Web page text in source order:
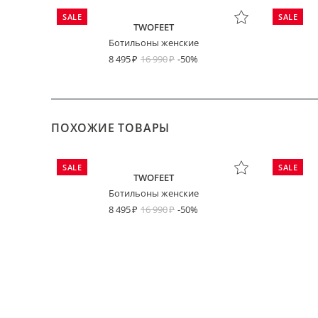
SALE
TWOFEET
Ботильоны женские
8 495
16 990 -50%
SALE
ПОХОЖИЕ ТОВАРЫ
SALE
TWOFEET
Ботильоны женские
8 495
16 990 -50%
SALE